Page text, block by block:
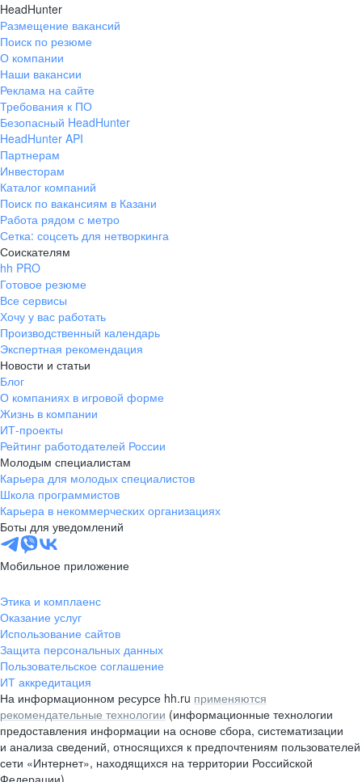
HeadHunter
Размещение вакансий
Поиск по резюме
О компании
Наши вакансии
Реклама на сайте
Требования к ПО
Безопасный HeadHunter
HeadHunter API
Партнерам
Инвесторам
Каталог компаний
Поиск по вакансиям в Казани
Работа рядом с метро
Сетка: соцсеть для нетворкинга
Соискателям
hh PRO
Готовое резюме
Все сервисы
Хочу у вас работать
Производственный календарь
Экспертная рекомендация
Новости и статьи
Блог
О компаниях в игровой форме
Жизнь в компании
ИТ-проекты
Рейтинг работодателей России
Молодым специалистам
Карьера для молодых специалистов
Школа программистов
Карьера в некоммерческих организациях
Боты для уведомлений
Мобильное приложение
Этика и комплаенс
Оказание услуг
Использование сайтов
Защита персональных данных
Пользовательское соглашение
ИТ аккредитация
На информационном ресурсе hh.ru применяются
рекомендательные технологии (информационные технологии
предоставления информации на основе сбора, систематизации
и анализа сведений, относящихся к предпочтениям пользователей
сети «Интернет», находящихся на территории Российской
Федерации)